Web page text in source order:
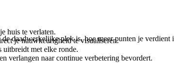
huis te verlaten.
je nauwkeurigheid te visualiseren.
uitbreidt met elke ronde.
verlangen naar continue verbetering bevordert.
daadwerkelijke plek is, hoe meer punten je verdient